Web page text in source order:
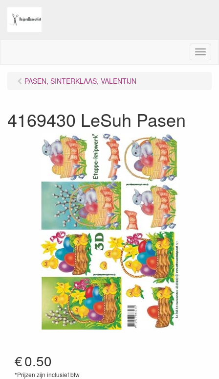
M
e
PASEN, SINTERKLAAS, VALENTIJN
4169430 LeSuh Pasen
€0.50
*Prijzen zijn inclusief btw